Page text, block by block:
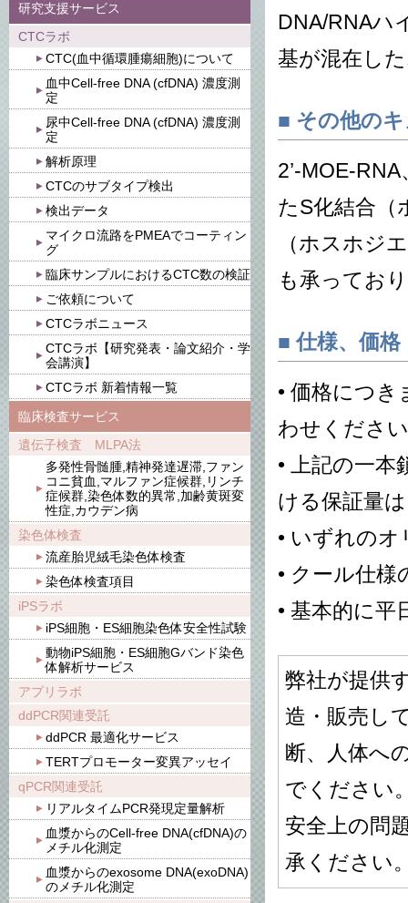
研究支援サービス
CTCラボ
CTC(血中循環腫瘍細胞)について
血中Cell-free DNA (cfDNA) 濃度測
定
尿中Cell-free DNA (cfDNA) 濃度測
定
解析原理
CTCのサブタイプ検出
検出データ
マイクロ流路をPMEAでコーティン
グ
臨床サンプルにおけるCTC数の検証
ご依頼について
CTCラボニュース
CTCラボ【研究発表・論文紹介・学
会講演】
CTCラボ 新着情報一覧
臨床検査サービス
遺伝子検査 MLPA法
多発性骨髄腫,精神発達遅滞,ファン
コニ貧血,マルファン症候群,リンチ
症候群,染色体数的異常,加齢黄斑変
性症,カウデン病
染色体検査
流産胎児絨毛染色体検査
染色体検査項目
iPSラボ
iPS細胞・ES細胞染色体安全性試験
動物iPS細胞・ES細胞Gバンド染色
体解析サービス
アプリラボ
ddPCR関連受託
ddPCR 最適化サービス
TERTプロモーター変異アッセイ
qPCR関連受託
リアルタイムPCR発現定量解析
血漿からのCell-free DNA(cfDNA)の
メチル化測定
血漿からのexosome DNA(exoDNA)
のメチル化測定
DNA/RNAハ
基が混在し
■ その他の
2’-MOE-
たS化結合（
（ホスホジ
も承ってお
■ 仕様、価格
• 価格につ
わせくださ
• 上記の一
ける保証量
• いずれの
• クール仕
• 基本的に
弊社が提供
造・販売し
断、人体へ
でください
安全上の問
承ください